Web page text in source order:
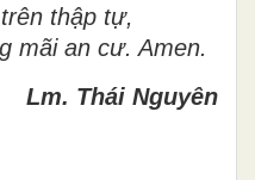
thập tự,
mãi an cư. Amen.
Lm. Thái Nguyên